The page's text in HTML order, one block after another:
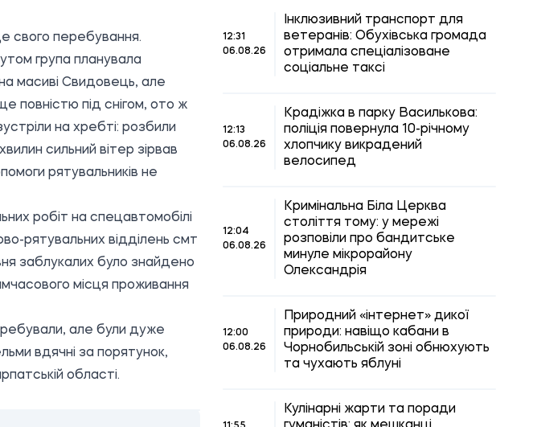
свого перебування.
група планувала
масиві Свидовець, але
повністю під снігом, ото ж
на хребті: розбили
сильний вітер зірвав
рятувальників не
робіт на спецавтомобілі
рятувальних відділень смт
заблукалих було знайдено
місця проживання
але були дуже
вдячні за порятунок,
області.
12:31
06.08.26
Інклюзивний транспорт для
ветеранів: Обухівська громада
отримала спеціалізоване
соціальне таксі
12:13
06.08.26
Крадіжка в парку Василькова:
поліція повернула 10-річному
хлопчику викрадений
велосипед
12:04
06.08.26
Кримінальна Біла Церква
століття тому: у мережі
розповіли про бандитське
минуле мікрорайону
Олександрія
12:00
06.08.26
Природний «інтернет» дикої
природи: навіщо кабани в
Чорнобильській зоні обнюхують
та чухають яблуні
Кулінарні жарти та поради